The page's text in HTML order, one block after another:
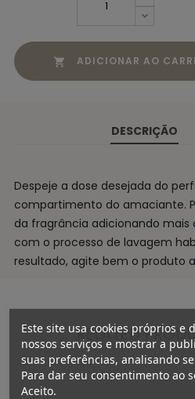
Este site usa cookies próprios e
nossos serviços e mostrar a
suas preferências, analisando
Para dar seu consentimento ao
Aceito.
 ADICIONAR AO
DESCRIÇÃO
Despeje a dose desejada do
compartimento do amaciante.
da fragrância adicionando mais
com o processo de lavagem
resultado, agite bem o produto
RELATED